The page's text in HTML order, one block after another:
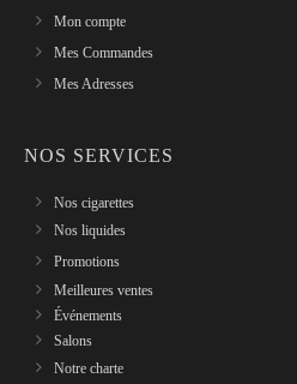
Mon compte
Mes Commandes
Mes Adresses
NOS SERVICES
Nos cigarettes
Nos liquides
Promotions
Meilleures ventes
Événements
Salons
Notre charte